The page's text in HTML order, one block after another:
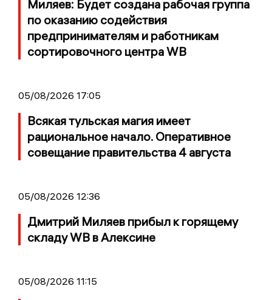
Миляев: Будет создана рабочая группа
по оказанию содействия
предпринимателям и работникам
сортировочного центра WB
05/08/2026 17:05
Всякая тульская магия имеет
рациональное начало. Оперативное
совещание правительства 4 августа
05/08/2026 12:36
Дмитрий Миляев прибыл к горящему
складу WB в Алексине
05/08/2026 11:15